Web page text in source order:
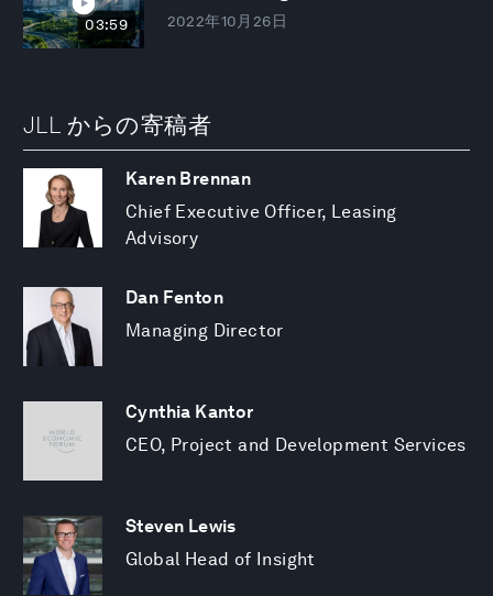
03:59 2022年10月26日
JLL からの寄稿者
Karen Brennan
Chief Executive Officer, Leasing
Advisory
Dan Fenton
Managing Director
Cynthia Kantor
CEO, Project and Development Services
Steven Lewis
Global Head of Insight